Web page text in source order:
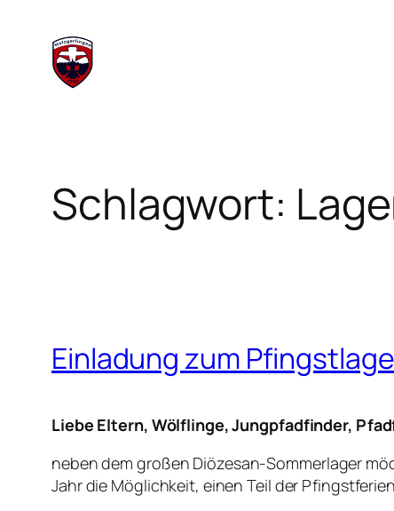
Inhalt
springen
Schlagwort:
Einladung zum
Liebe Eltern, Wölflinge, Jungpfadfinder,
neben dem großen Diözesan-Sommerlager
Jahr die Möglichkeit, einen Teil der